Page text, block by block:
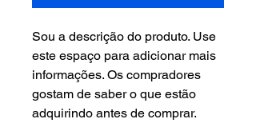
Sou a descrição do produto. Use
este espaço para adicionar mais
informações. Os compradores
gostam de saber o que estão
adquirindo antes de comprar.